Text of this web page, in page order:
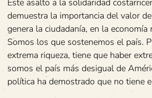
Este asalto a la solidaridad
demuestra la importancia del valor
genera la ciudadanía, en la economía
Somos los que sostenemos el país.
extrema riqueza, tiene que haber
somos el país más desigual de
política ha demostrado que no tiene